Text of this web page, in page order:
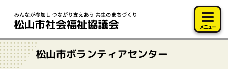
メニュー
松山市ボランティアセンター